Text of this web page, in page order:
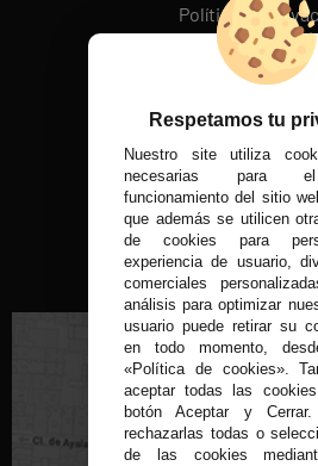
Política de
Política de
REDES
MÉTODOS DE
VISITA NUESTRA
C/ Conde de Peñalver,
Respetamos tu
Nuestro site utiliza
necesarias para
funcionamiento del sitio
que además se utilicen
de cookies para
experiencia de usuario,
comerciales
análisis para optimizar
usuario puede retirar su
en todo momento,
«Política de cookies».
aceptar todas las
botón Aceptar y
rechazarlas todas o
de las cookies